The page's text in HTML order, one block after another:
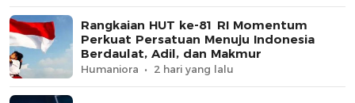
Rangkaian HUT ke-81 RI Momentum
Perkuat Persatuan Menuju Indonesia
Berdaulat, Adil, dan Makmur
Humaniora 2 hari yang lalu